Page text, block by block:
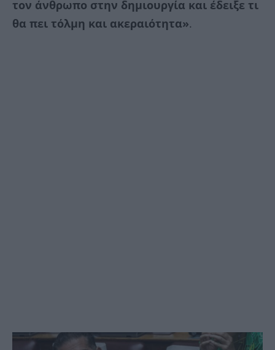
τον άνθρωπο στην δημιουργία και έδειξε τι
θα πει τόλμη και ακεραιότητα».